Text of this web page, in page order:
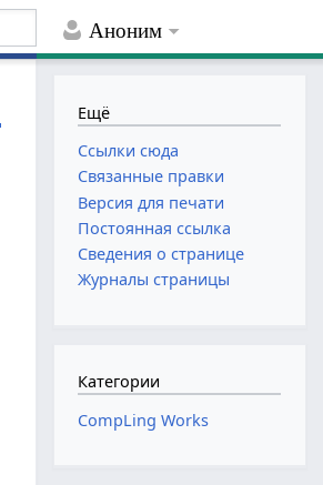
Аноним
Ещё
Ссылки сюда
Связанные правки
Версия для печати
Постоянная ссылка
Сведения о странице
Журналы страницы
Категории
CompLing Works